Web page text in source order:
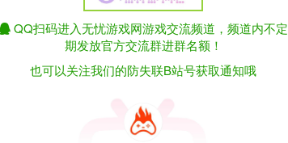
speed
）
QQ扫码进入无忧游戏网游戏交流频道，频道内不定
期发放官方交流群进群名额！
也可以关注我们的防失联B站号获取通知哦